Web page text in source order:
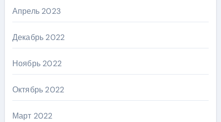
Апрель 2023
Декабрь 2022
Ноябрь 2022
Октябрь 2022
Март 2022